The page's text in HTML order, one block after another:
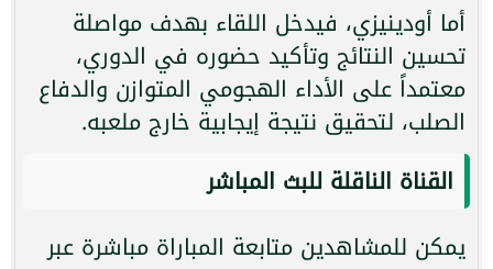
أما أودينيزي، فيدخل اللقاء بهدف مواصلة
تحسين النتائج وتأكيد حضوره في الدوري،
معتمداً على الأداء الهجومي المتوازن والدفاع
الصلب، لتحقيق نتيجة إيجابية خارج ملعبه.
القناة الناقلة للبث المباشر
يمكن للمشاهدين متابعة المباراة مباشرة عبر